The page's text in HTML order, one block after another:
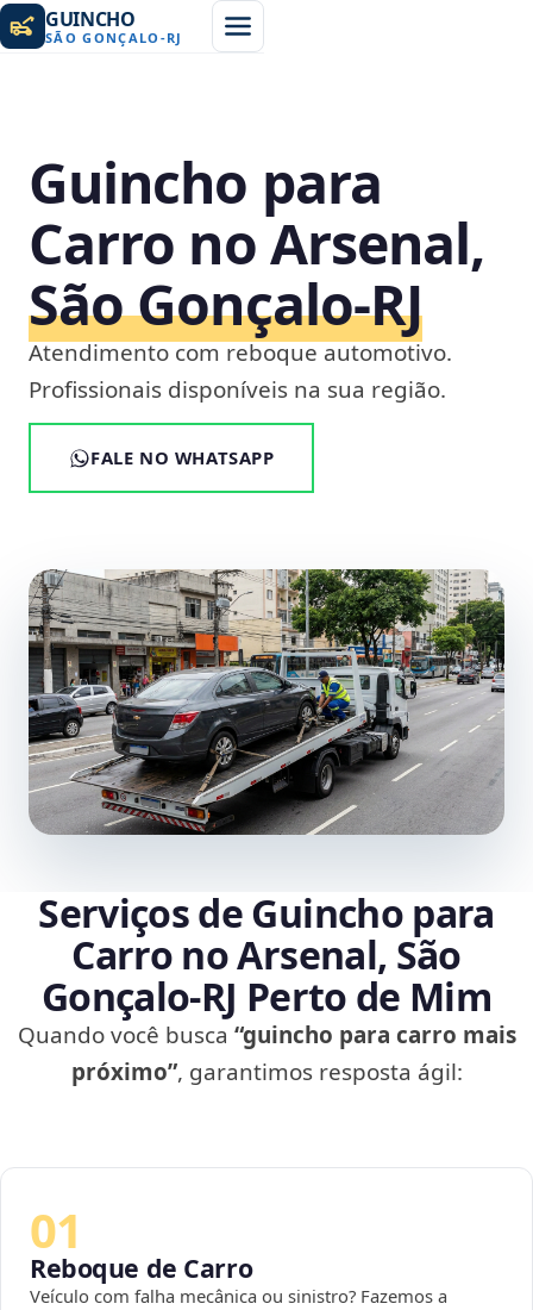
GUINCHO
SÃO GONÇALO -RJ
Guincho para
Carro no Arsenal,
São Gonçalo‑RJ
Atendimento com reboque automotivo.
Profissionais disponíveis na sua região.
FALE NO WHATSAPP
Serviços de Guincho para
Carro no Arsenal, São
Gonçalo‑RJ Perto de Mim
Quando você busca “guincho para carro mais
próximo”, garantimos resposta ágil:
01
Reboque de Carro
Veículo com falha mecânica ou sinistro? Fazemos a